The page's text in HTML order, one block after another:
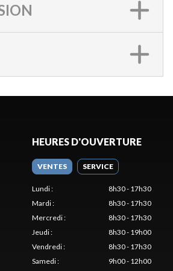
HEURES D'OUVERTURE
VENTES SERVICE
Lundi:
8h30 - 17h30
Mardi:
8h30 - 17h30
Mercredi:
8h30 - 17h30
Jeudi:
8h30 - 19h00
Vendredi:
8h30 - 17h30
Samedi:
9h00 - 12h00